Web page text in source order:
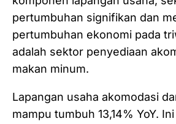
pertumbuhan signifikan dan
pertumbuhan ekonomi pada
adalah sektor penyediaan
makan minum.
Lapangan usaha akomodasi
mampu tumbuh 13,14% YoY.